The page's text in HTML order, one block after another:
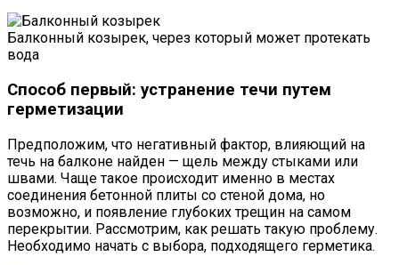
Балконный козырек, через который может протекать
вода
Способ первый: устранение течи путем
герметизации
Предположим, что негативный фактор, влияющий на
течь на балконе найден — щель между стыками или
швами. Чаще такое происходит именно в местах
соединения бетонной плиты со стеной дома, но
возможно, и появление глубоких трещин на самом
перекрытии. Рассмотрим, как решать такую проблему.
Необходимо начать с выбора, подходящего герметика.